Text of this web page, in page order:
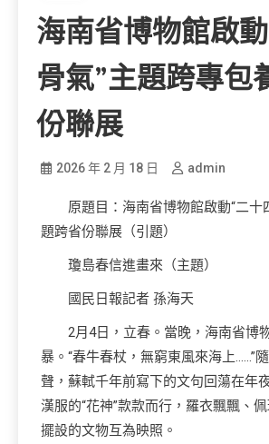
海南省博物館啟
骨氣”主題跨專包
份聯展
2026 年 2 月 18 日 admin
原題目：海南省博物館啟動“二十
題跨省份聯展（引題）
瓊島春信進畫來（主題）
國民日報記者 孫海天
2月4日，立春。當晚，海南省博
暴。“春牛春杖，無窮東風來海上……”
聲，蘇軾千年前寫下的文句回蕩在年
漢服的“花神”款款而行，羅衣飄飄、
擺設的文物互為映照。